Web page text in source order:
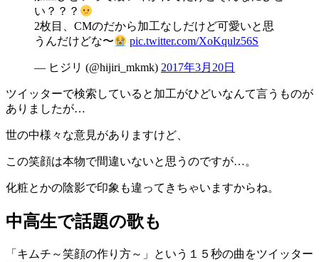
い？？？
2枚目、CMのだから加工なしだけど可愛いと思
うんだけどな〜
pic.twitter.com/XoKqulz56S
— ヒジリ (@hijiri_mkmk) 2017年3月20日
ツイッターで検索していると加工がひどいなんて言うものが
ありましたが…
世の中様々な意見がありますけど、
この笑顔は本物で間違いないと思うのですが…。
化粧とかの陰影で印象も違ってきちゃいますからね。
中高生で話題の歌も
「キムチ～笑顔の作り方～」という１５秒の曲をツイッター